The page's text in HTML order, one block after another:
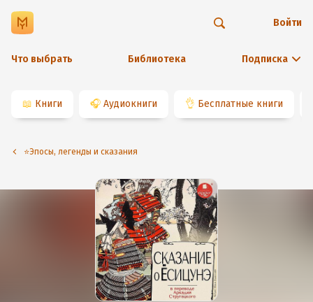
Что выбрать Библиотека Подписка
Войти
📖 Книги 🎧 Аудиокниги 👌 Бесплатные книги
⭐️Эпосы, легенды и сказания